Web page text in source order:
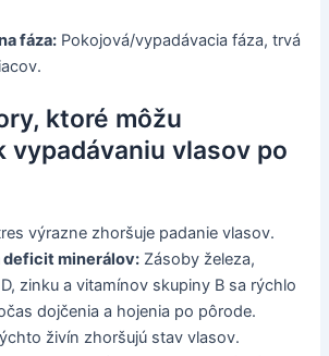
fáza: Pokojová/vypadávacia fáza, trvá
ktoré môžu
vypadávaniu vlasov po
výrazne zhoršuje padanie vlasov.
deficit minerálov: Zásoby železa,
zinku a vitamínov skupiny B sa rýchlo
dojčenia a hojenia po pôrode.
živín zhoršujú stav vlasov.